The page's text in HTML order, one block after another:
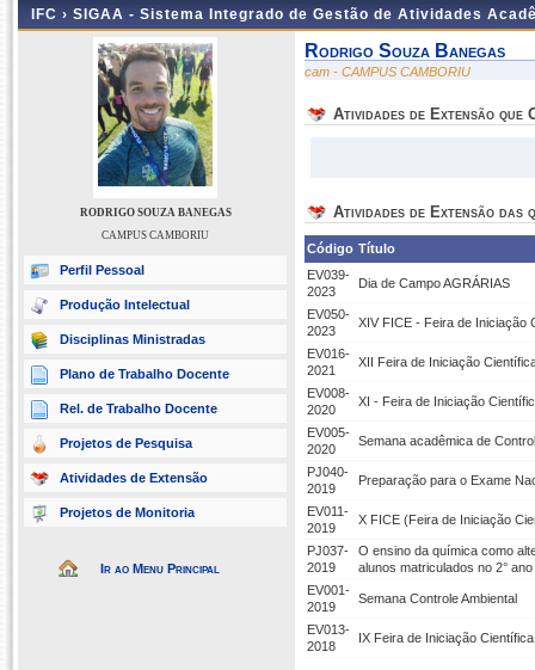
IFC › SIGAA - Sistema Integrado de Gestão de Atividades
RODRIGO SOUZA BANEGAS
CAMPUS CAMBORIU
Perfil Pessoal
Produção Intelectual
Disciplinas Ministradas
Plano de Trabalho Docente
Rel. de Trabalho Docente
Projetos de Pesquisa
Atividades de Extensão
Projetos de Monitoria
Ir ao Menu Principal
Rodrigo Souza Banegas
cam - CAMPUS CAMBORIU
Atividades de Extensão que
Atividades de Extensão das
Código Título
EV039-
2023
Dia de Campo AGRÁRIAS
EV050-
2023
XIV FICE - Feira de Iniciação
EV016-
2021
XII Feira de Iniciação
EV008-
2020
XI - Feira de Iniciação
EV005-
2020
Semana acadêmica de
PJ040-
2019
Preparação para o Exame
EV011-
2019
X FICE (Feira de Iniciação
PJ037-
2019
O ensino da química como
alunos matriculados no 2°
EV001-
2019
Semana Controle Ambiental
EV013-
2018
IX Feira de Iniciação